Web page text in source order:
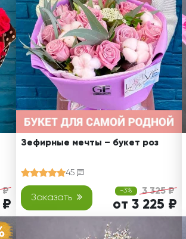
Свадьба
Свидание
Спасибо!
Юбилей
Подруге
Сестре
Брату
Врачу
Коллеге
Бабушке
Дедушке
₽
₽
Зефирные мечты – букет роз
45
Заказать
-3% 3 325 ₽
от 3 225 ₽